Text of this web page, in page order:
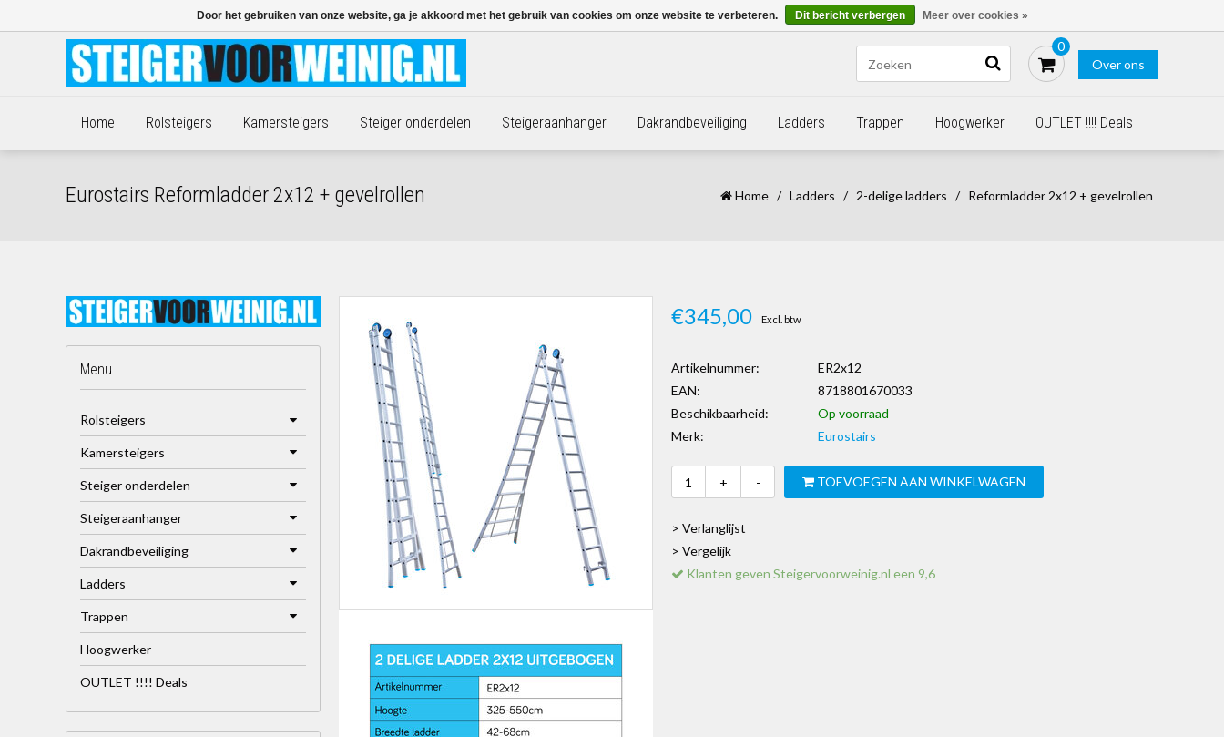
Blogs Bestellen - €0,00
Over ons
0
Home Rolsteigers Kamersteigers Steiger onderdelen Steigeraanhanger Dakrandbeveiliging Ladders Trappen Hoogwerker OUTLET !!!! Deals
Eurostairs Reformladder 2x12 + gevelrollen Home / Ladders / 2-delige ladders / Reformladder 2x12 + gevelrollen
€345,00 Excl. btw
Artikelnummer:
ER2x12
EAN:
8718801670033
Beschikbaarheid:
Op voorraad
Merk:
Eurostairs
+ - TOEVOEGEN AAN WINKELWAGEN
> Verlanglijst
> Vergelijk
Klanten geven Steigervoorweinig.nl een 9,6
Menu
Rolsteigers
Kamersteigers
Steiger onderdelen
Steigeraanhanger
Dakrandbeveiliging
Ladders
Trappen
Hoogwerker
OUTLET !!!! Deals
Door het gebruiken van onze website, ga je akkoord met het gebruik van cookies om onze website te verbeteren. Dit bericht verbergen Meer over cookies »